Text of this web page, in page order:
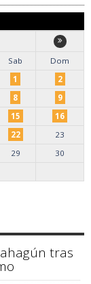
Sab
Dom
1
2
8
9
15
16
22
23
29
30
tras